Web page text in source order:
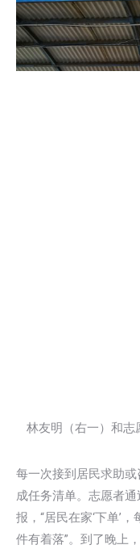
林友明（右一）和
每一次接到居民求助
成任务清单。志愿者
报，“居民在家‘下单’
件有着落”。到了晚上